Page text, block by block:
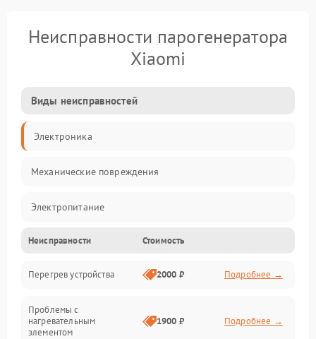
Неисправности парогенератора
Xiaomi
Виды неисправностей
Электроника
Механические повреждения
Электропитание
Парообразование
Герметичность
Механика
Неисправности Стоимость
Перегрев устройства 2000 ₽ Подробнее →
Проблемы с
нагревательным
элементом
1900 ₽ Подробнее →